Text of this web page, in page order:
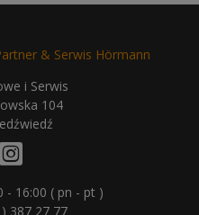
& Serwis Hörmann
i Serwis
104
- 16:00 ( pn - pt )
387 27 77